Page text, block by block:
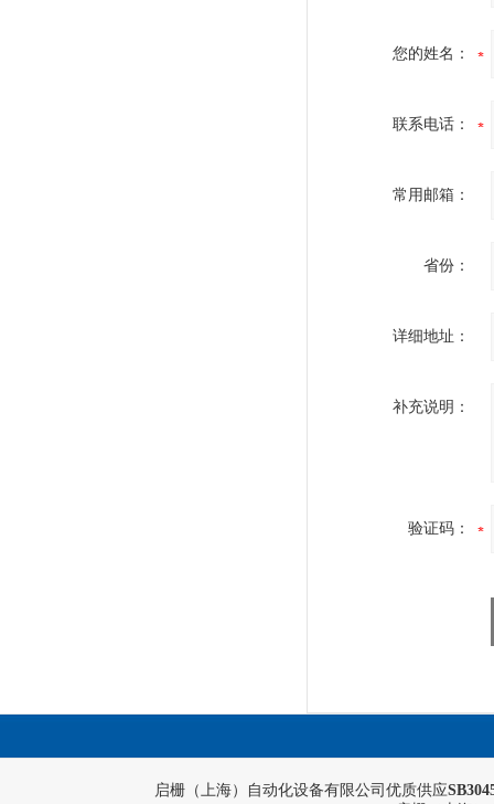
您的姓名：
联系电话：
常用邮箱：
省份：
详细地址：
补充说明：
验证码：
启栅（上海）自动化设备有限公司优质供应